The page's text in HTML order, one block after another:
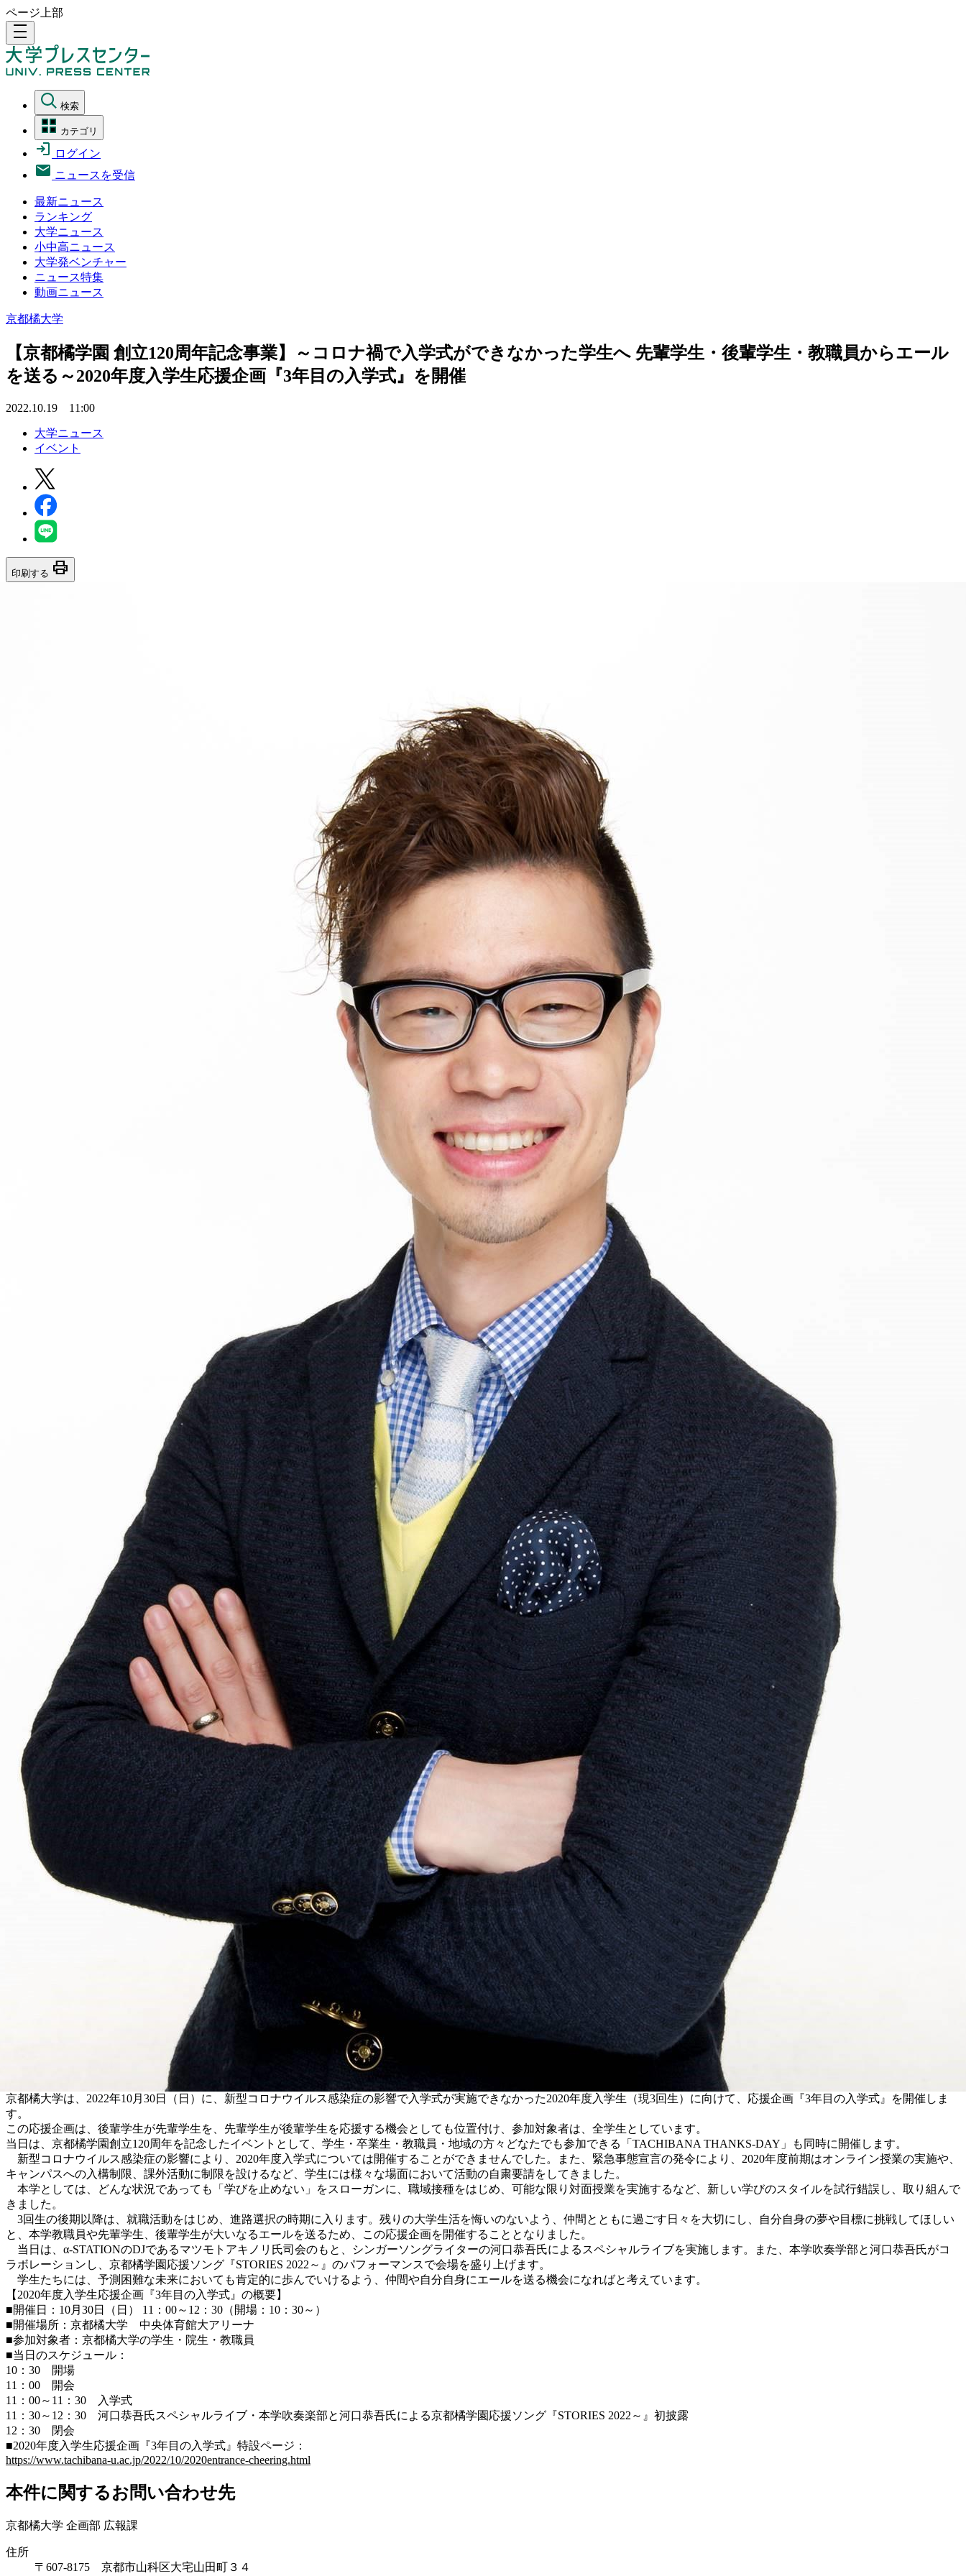
ページ上部
density_medium
検索
カテゴリ
ログイン
ニュースを受信
最新ニュース
ランキング
大学ニュース
小中高ニュース
大学発ベンチャー
ニュース特集
動画ニュース
京都橘大学
【京都橘学園 創立120周年記念事業】～コロナ禍で入学式ができなかった学生へ 先輩学生・後輩学生・教職員からエール
を送る～2020年度入学生応援企画『3年目の入学式』を開催
2022.10.19 11:00
大学ニュース
イベント
印刷する print
京都橘大学は、2022年10月30日（日）に、新型コロナウイルス感染症の影響で入学式が実施できなかった2020年度入学生（現3回生）に向けて、応援企画『3年目の入学式』を開催しま
す。
この応援企画は、後輩学生が先輩学生を、先輩学生が後輩学生を応援する機会としても位置付け、参加対象者は、全学生としています。
当日は、京都橘学園創立120周年を記念したイベントとして、学生・卒業生・教職員・地域の方々どなたでも参加できる「TACHIBANA THANKS-DAY」も同時に開催します。
新型コロナウイルス感染症の影響により、2020年度入学式については開催することができませんでした。また、緊急事態宣言の発令により、2020年度前期はオンライン授業の実施や、
キャンパスへの入構制限、課外活動に制限を設けるなど、学生には様々な場面において活動の自粛要請をしてきました。
本学としては、どんな状況であっても「学びを止めない」をスローガンに、職域接種をはじめ、可能な限り対面授業を実施するなど、新しい学びのスタイルを試行錯誤し、取り組んで
きました。
3回生の後期以降は、就職活動をはじめ、進路選択の時期に入ります。残りの大学生活を悔いのないよう、仲間とともに過ごす日々を大切にし、自分自身の夢や目標に挑戦してほしい
と、本学教職員や先輩学生、後輩学生が大いなるエールを送るため、この応援企画を開催することとなりました。
当日は、α-STATIONのDJであるマツモトアキノリ氏司会のもと、シンガーソングライターの河口恭吾氏によるスペシャルライブを実施します。また、本学吹奏学部と河口恭吾氏がコ
ラボレーションし、京都橘学園応援ソング『STORIES 2022～』のパフォーマンスで会場を盛り上げます。
学生たちには、予測困難な未来においても肯定的に歩んでいけるよう、仲間や自分自身にエールを送る機会になればと考えています。
【2020年度入学生応援企画『3年目の入学式』の概要】
■開催日：10月30日（日） 11：00～12：30（開場：10：30～）
■開催場所：京都橘大学 中央体育館大アリーナ
■参加対象者：京都橘大学の学生・院生・教職員
■当日のスケジュール：
10：30 開場
11：00 開会
11：00～11：30 入学式
11：30～12：30 河口恭吾氏スペシャルライブ・本学吹奏楽部と河口恭吾氏による京都橘学園応援ソング『STORIES 2022～』初披露
12：30 閉会
■2020年度入学生応援企画『3年目の入学式』特設ページ：
https://www.tachibana-u.ac.jp/2022/10/2020entrance-cheering.html
本件に関するお問い合わせ先
京都橘大学 企画部 広報課
住所
〒607-8175 京都市山科区大宅山田町３４